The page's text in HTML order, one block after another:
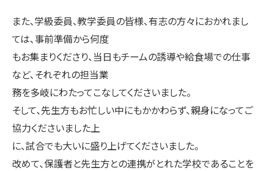
また、学級委員、教学委員の皆様、有志の方々におかれまし
ては、事前準備から何度
もお集まりくださり、当日もチームの誘導や給食場での仕事
など、それぞれの担当業
務を多岐にわたってこなしてくださいました。
そして、先生方もお忙しい中にもかかわらず、親身になってご
協力くださいました上
に、試合でも大いに盛り上げてくださいました。
改めて、保護者と先生方との連携がとれた学校であることを